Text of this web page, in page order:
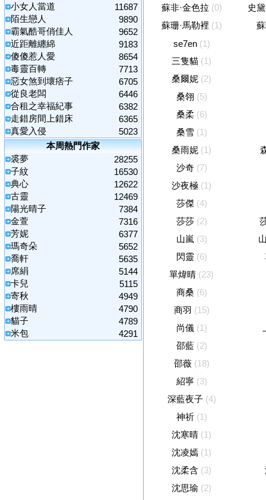
小女人當道
11687
陌生戀人
9890
霸氣酷哥俏佳人
9652
近距離纏綿
9183
傻傻惹人愛
8654
毒靈百轉
7713
惡女煞到壞痞子
6705
從良老闆
6446
合租之幸福紀事
6382
走錯房間上錯床
6365
真愛入侵
5023
本周熱門作家
裘夢
28255
子紋
16530
典心
12622
古靈
12469
陽光晴子
7384
金萱
7316
芳妮
6377
瑪奇朵
5652
喬軒
5635
席絹
5144
卡兒
5115
寄秋
4949
樓雨晴
4790
貓子
4789
米包
4291
蘇非·金色拉 (0)
史
蘇珊·馬勒裡 (1)
se7en (1)
三隻貓 (1)
桑爾妮 (2)
桑翎 (5)
桑柔 (6)
桑雪 (1)
桑雨妮 (1)
沙奇 (7)
沙夜極 (1)
莎傑 (4)
莎莎 (2)
山嵐 (3)
閃靈 (6)
單煒晴 (23)
商桑 (6)
商羽 (15)
尚儀 (1)
邵藍 (2)
邵薇 (18)
紹寧 (3)
深藍夜子 (4)
神祈 (1)
沈寒晴 (1)
沈凌嫣 (1)
沈柔含 (3)
沈思瑜 (2)